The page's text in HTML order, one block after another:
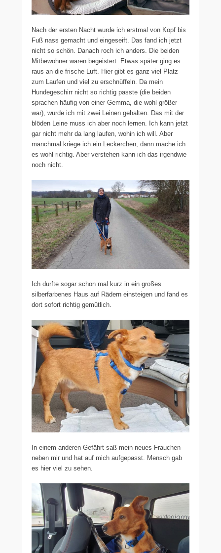
Nach der ersten Nacht wurde ich erstmal von Kopf bis
Fuß nass gemacht und eingeseift. Das fand ich jetzt
nicht so schön. Danach roch ich anders. Die beiden
Mitbewohner waren begeistert. Etwas später ging es
raus an die frische Luft. Hier gibt es ganz viel Platz
zum Laufen und viel zu erschnüffeln. Da mein
Hundegeschirr nicht so richtig passte (die beiden
sprachen häufig von einer Gemma, die wohl größer
war), wurde ich mit zwei Leinen gehalten. Das mit der
blöden Leine muss ich aber noch lernen. Ich kann jetzt
gar nicht mehr da lang laufen, wohin ich will. Aber
manchmal kriege ich ein Leckerchen, dann mache ich
es wohl richtig. Aber verstehen kann ich das irgendwie
noch nicht.
Ich durfte sogar schon mal kurz in ein großes
silberfarbenes Haus auf Rädern einsteigen und fand es
dort sofort richtig gemütlich.
In einem anderen Gefährt saß mein neues Frauchen
neben mir und hat auf mich aufgepasst. Mensch gab
es hier viel zu sehen.